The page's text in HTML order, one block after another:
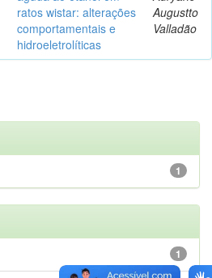
ratos wistar: alterações
comportamentais e
hidroeletrolíticas
Augustto
Valladão
1
1